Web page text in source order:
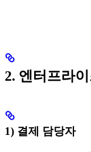
2. 엔터프라
1) 결제 담당자